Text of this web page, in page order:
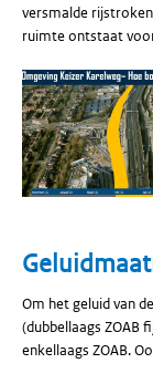
versmalde
ruimte ontstaat
Om het geluid van
(dubbellaags ZOAB
enkellaags ZOAB.